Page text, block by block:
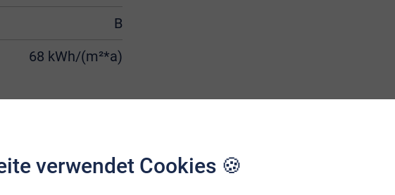
B
68 kWh/(m²*a)
verwendet Cookies 🍪